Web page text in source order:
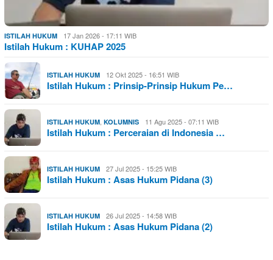
ISTILAH HUKUM 17 Jan 2026 - 17:11 WIB
Istilah Hukum : KUHAP 2025
ISTILAH HUKUM 12 Okt 2025 - 16:51 WIB
Istilah Hukum : Prinsip-Prinsip Hukum Pe…
ISTILAH HUKUM KOLUMNIS 11 Agu 2025 - 07:11 WIB
Istilah Hukum : Perceraian di Indonesia …
ISTILAH HUKUM 27 Jul 2025 - 15:25 WIB
Istilah Hukum : Asas Hukum Pidana (3)
ISTILAH HUKUM 26 Jul 2025 - 14:58 WIB
Istilah Hukum : Asas Hukum Pidana (2)